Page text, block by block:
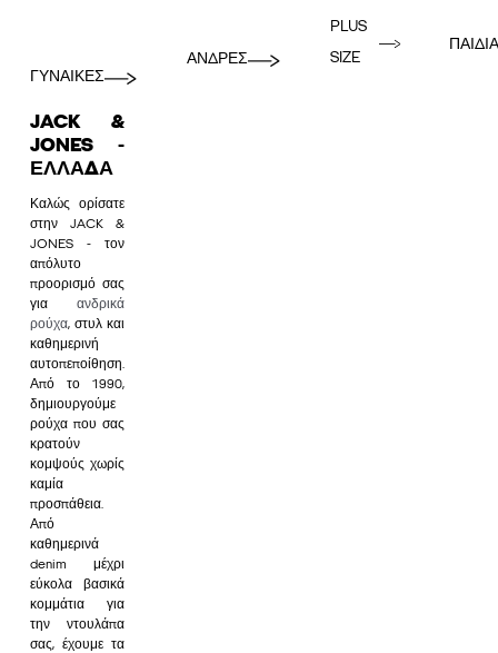
ΓΥΝΑΙΚΕΣ
ΑΝΔΡΕΣ
PLUS
SIZE
ΠΑΙΔΙΑ
JACK &
JONES -
ΕΛΛΆΔΑ
Καλώς ορίσατε
στην JACK &
JONES - τον
απόλυτο
προορισμό σας
για ανδρικά
ρούχα, στυλ και
καθημερινή
αυτοπεποίθηση.
Από το 1990,
δημιουργούμε
ρούχα που σας
κρατούν
κομψούς χωρίς
καμία
προσπάθεια.
Από
καθημερινά
denim μέχρι
εύκολα βασικά
κομμάτια για
την ντουλάπα
σας, έχουμε τα